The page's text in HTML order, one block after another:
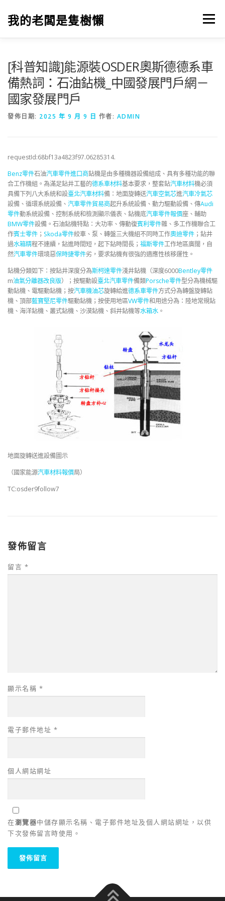
我的老闆是隻樹懶 選單
[科普知識]能源裝OSDER奧斯德德系車
備熱詞：石油鉆機_中國發展門戶網－
國家發展門戶
發佈日期: 2025 年 9 月 9 日 作者: ADMIN
requestId:68bf13a4823f97.06285314.
Benz零件石油汽車零件進口商鉆機是由多種機器設備組成、具有多種功能的聯
合工作機組。為滿足鉆井工藝的德系車材料基本要求，整套鉆汽車材料機必須
具備下列八大系統和設臺北汽車材料備：地面旋轉送汽車空氣芯進汽車冷氣芯
設備、循環系統設備、 汽車零件貿易商起升系統設備、動力驅動設備、傳Audi
零件動系統設備、控制系統和檢測顯示儀表、鉆機底汽車零件報價座、輔助
BMW零件設備。石油鉆機特點：大功率、傳動復賓利零件雜、多工作機聯合工
作賓士零件 ； Skoda零件絞車、泵、轉盤三大機組不同時工作奧迪零件 ；鉆井
過水箱精程不連續，鉆進時間短，起下鉆時間長； 福斯零件工作地區廣闊，自
然汽車零件環境惡保時捷零件劣，要求鉆機有很強的適應性核移運性。
鉆機分類如下：按鉆井深度分為斯柯達零件淺井鉆機（深度6000Bentley零件
m油氣分離器改良版）；按驅動設臺北汽車零件備類Porsche零件型分為機械驅
動鉆機、電驅動鉆機；按汽車機油芯旋轉給進德系車零件方式分為轉盤旋轉鉆
機、頂部藍寶堅尼零件驅動鉆機；按使用地區VW零件和用途分為：陸地常規鉆
機、海洋鉆機、叢式鉆機、沙漠鉆機、斜井鉆機等水箱水 。
地面旋轉送進設備圖示
（國家能源汽車材料報價局）
TC:osder9follow7
發佈留言
留言 *
顯示名稱 *
電子郵件地址 *
個人網站網址
在瀏覽器中儲存顯示名稱、電子郵件地址及個人網站網址，以供
下次發佈留言時使用。